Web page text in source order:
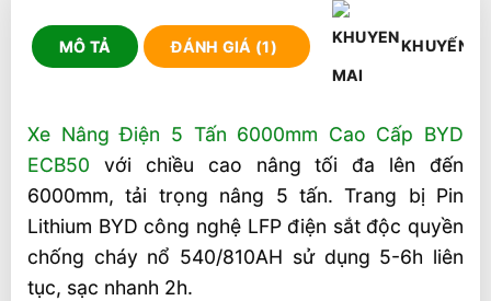
MÔ TẢ ĐÁNH GIÁ (1) KHUYẾN
Xe Nâng Điện 5 Tấn 6000mm Cao Cấp BYD
ECB50 với chiều cao nâng tối đa lên đến
6000mm, tải trọng nâng 5 tấn. Trang bị Pin
Lithium BYD công nghệ LFP điện sắt độc quyền
chống cháy nổ 540/810AH sử dụng 5-6h liên
tục, sạc nhanh 2h.